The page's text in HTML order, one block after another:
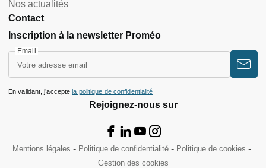
Nos actualités
Contact
Rejoignez-nous sur
Inscription à la newsletter Proméo
Email
En validant, j’accepte la politique de confidentialité
Mentions légales Politique de confidentialité
Politique de cookies
Gestion des cookies